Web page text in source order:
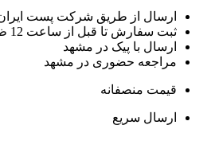
ارسال از طریق شرکت پست ایران
ثبت سفارش تا قبل از ساعت 12 ظهر: ارسال در همان روز
ارسال با پیک در مشهد
مراجعه حضوری در مشهد
قیمت منصفانه
ارسال سریع